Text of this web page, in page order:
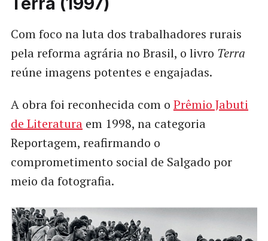
Com foco na luta dos trabalhadores rurais
pela reforma agrária no Brasil, o livro Terra
reúne imagens potentes e engajadas.
A obra foi reconhecida com o Prêmio Jabuti
de Literaturaem 1998, na categoria
Reportagem, reafirmando o
comprometimento social de Salgado por
meio da fotografia.